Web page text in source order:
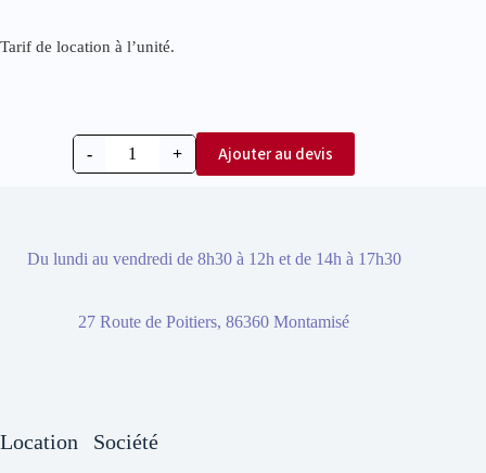
Tarif de location à l’unité.
- + Ajouter au devis
Du lundi au vendredi de 8h30 à 12h et de 14h à 17h30
27 Route de Poitiers, 86360 Montamisé
Location Société